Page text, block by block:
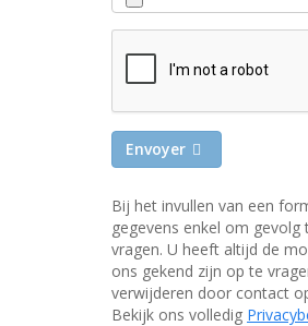
Envoyer
Bij het invullen van een
gegevens enkel om
vragen. U heeft altijd de
ons gekend zijn op te
verwijderen door contact
Bekijk ons volledig